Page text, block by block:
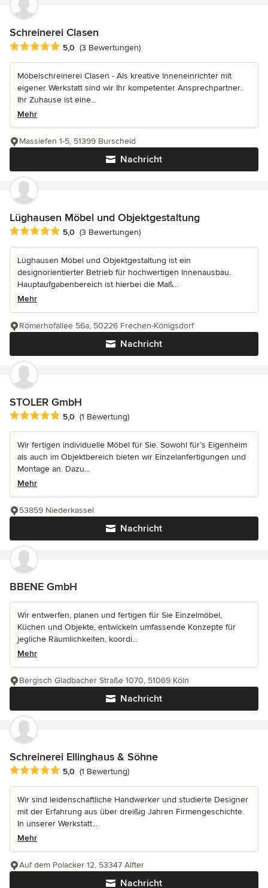
Schreinerei Clasen
Durchschnittliche Bewertung: 5 von 5 Sternen
5,0 (3 Bewertungen)
Möbelschreinerei Clasen - Als kreative Inneneinrichter mit
eigener Werkstatt sind wir Ihr kompetenter Ansprechpartner.
Ihr Zuhause ist eine...
Mehr
Nachricht
Massiefen 1-5, 51399 Burscheid
Lüghausen Möbel und Objektgestaltung
Durchschnittliche Bewertung: 5 von 5 Sternen
5,0 (3 Bewertungen)
Lüghausen Möbel und Objektgestaltung ist ein
designorientierter Betrieb für hochwertigen Innenausbau.
Hauptaufgabenbereich ist hierbei die Maß...
Mehr
Nachricht
Römerhofallee 56a, 50226 Frechen-Königsdorf
STOLER GmbH
Durchschnittliche Bewertung: 5 von 5 Sternen
5,0 (1 Bewertung)
Wir fertigen individuelle Möbel für Sie. Sowohl für’s Eigenheim
als auch im Objektbereich bieten wir Einzelanfertigungen und
Montage an. Dazu...
Mehr
Nachricht
53859 Niederkassel
BBENE GmbH
Wir entwerfen, planen und fertigen für Sie Einzelmöbel,
Küchen und Objekte, entwickeln umfassende Konzepte für
jegliche Räumlichkeiten, koordi...
Mehr
Nachricht
Bergisch Gladbacher Straße 1070, 51069 Köln
Schreinerei Ellinghaus & Söhne
Durchschnittliche Bewertung: 5 von 5 Sternen
5,0 (1 Bewertung)
Wir sind leidenschaftliche Handwerker und studierte Designer
mit der Erfahrung aus über dreißig Jahren Firmengeschichte.
In unserer Werkstatt...
Mehr
Nachricht
Auf dem Polacker 12, 53347 Alfter